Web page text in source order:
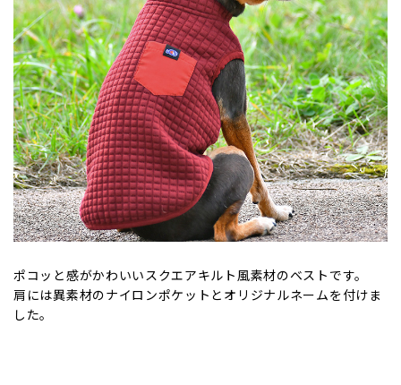
ポコッと感がかわいいスクエアキルト風素材のベストです。
肩には異素材のナイロンポケットとオリジナルネームを付けま
した。